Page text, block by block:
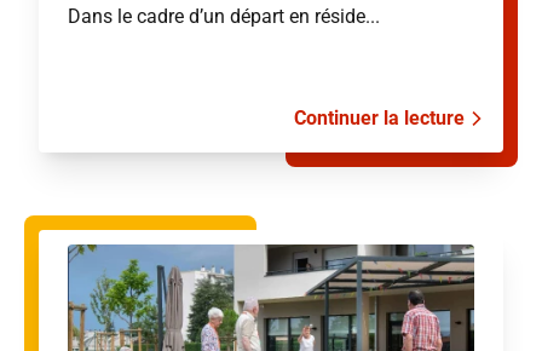
Dans le cadre d’un départ en réside...
Continuer la lecture